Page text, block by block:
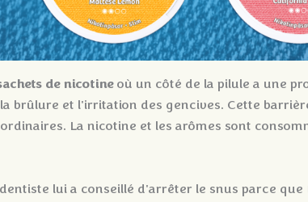
de nicotineoù un côté de la pilule a une
brûlure et l'irritation des gencives. Cette
La nicotine et les arômes sont
lui a conseillé d'arrêter le snus parce